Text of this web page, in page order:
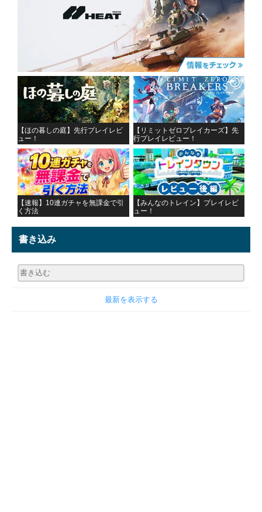
【ほの暮しの庭】先行プレイレビ
ュー！
【リミットゼロブレイカーズ】先
行プレイレビュー！
【速報】10連ガチャを無課金で引
く方法
【みんなのトレイン】プレイレビ
ュー！
書き込み
最新を表示する